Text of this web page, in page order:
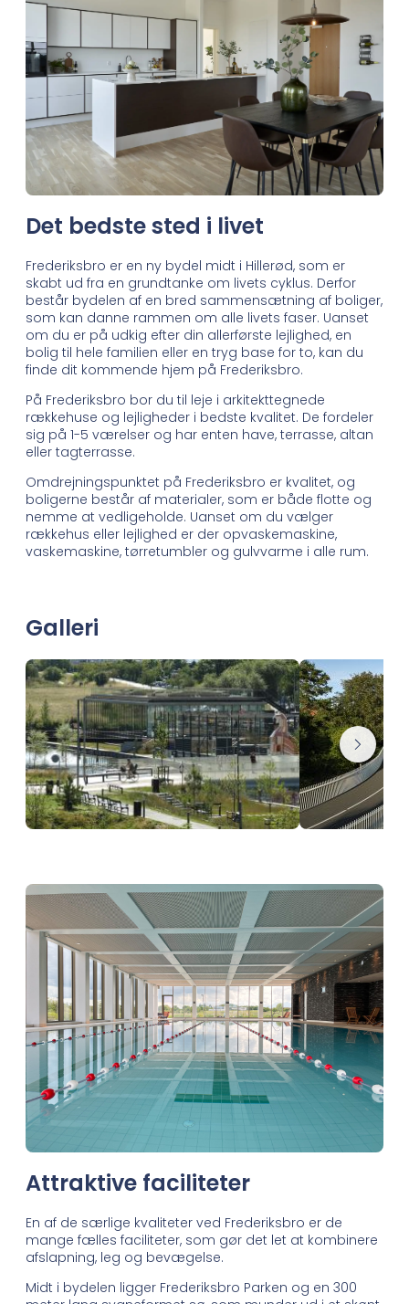
Det bedste sted i livet
Frederiksbro er en ny bydel midt i Hillerød, som er
skabt ud fra en grundtanke om livets cyklus. Derfor
består bydelen af en bred sammensætning af boliger,
som kan danne rammen om alle livets faser. Uanset
om du er på udkig efter din allerførste lejlighed, en
bolig til hele familien eller en tryg base for to, kan du
finde dit kommende hjem på Frederiksbro.
På Frederiksbro bor du til leje i arkitekttegnede
rækkehuse og lejligheder i bedste kvalitet. De fordeler
sig på 1-5 værelser og har enten have, terrasse, altan
eller tagterrasse.
Omdrejningspunktet på Frederiksbro er kvalitet, og
boligerne består af materialer, som er både flotte og
nemme at vedligeholde. Uanset om du vælger
rækkehus eller lejlighed er der opvaskemaskine,
vaskemaskine, tørretumbler og gulvvarme i alle rum.
Galleri
Attraktive faciliteter
En af de særlige kvaliteter ved Frederiksbro er de
mange fælles faciliteter, som gør det let at kombinere
afslapning, leg og bevægelse.
Midt i bydelen ligger Frederiksbro Parken og en 300